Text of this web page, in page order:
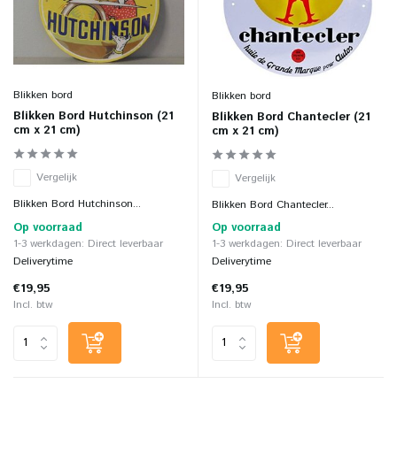
Blikken bord
Blikken Bord Hutchinson (21
cm x 21 cm)
Vergelijk
Blikken Bord Hutchinson...
Op voorraad
1-3 werkdagen: Direct leverbaar
Deliverytime
€19,95
Incl. btw
Blikken bord
Blikken Bord Chantecler (21
cm x 21 cm)
Vergelijk
Blikken Bord Chantecler...
Op voorraad
1-3 werkdagen: Direct leverbaar
Deliverytime
€19,95
Incl. btw